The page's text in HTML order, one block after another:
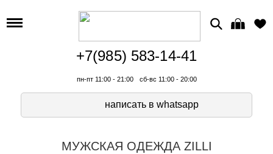
+7(985) 583-14-41
пн-пт 11:00 - 21:00 сб-вс 11:00 - 20:00
написать в whatsapp
МУЖСКАЯ ОДЕЖДА ZILLI